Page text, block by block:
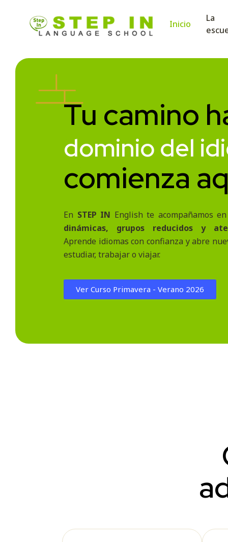
Inicio
La
Escuela de
Nuestra escuela de idiomas en Cornellà ofrece
Tu camino
dominio del
comienza
En STEP IN English te acompañamos
dinámicas, grupos reducidos y
Aprende idiomas con confianza y abre
estudiar, trabajar o viajar.
Ver Curso Primavera - Verano 2026